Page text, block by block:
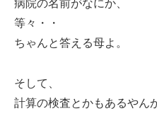
病院の名前がなにか、
等々・・
ちゃんと答える母よ。
そして、
計算の検査とかもあるやん